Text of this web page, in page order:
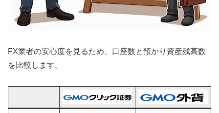
FX業者の安心度を見るため、口座数と預かり資産残高数
を比較します。